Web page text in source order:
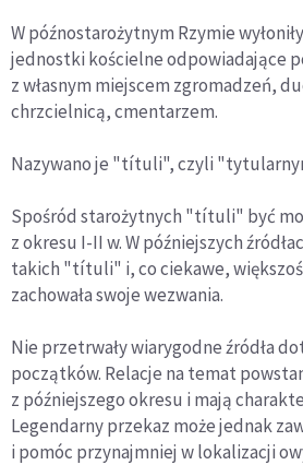
W późnostarożytnym Rzymie
jednostki kościelne odpowiadające
z własnym miejscem zgromadzeń,
chrzcielnicą, cmentarzem.
Nazywano je "títuli", czyli
Spośród starożytnych "títuli" być
z okresu I-II w. W późniejszych
takich "títuli" i, co ciekawe,
zachowała swoje wezwania.
Nie przetrwały wiarygodne źródła
początków. Relacje na temat
z późniejszego okresu i mają
Legendarny przekaz może jednak
i pomóc przynajmniej w lokalizacji